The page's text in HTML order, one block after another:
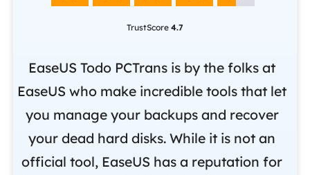
TrustScore 4.7
EaseUS Todo PCTrans is by the folks at
EaseUS who make incredible tools that let
you manage your backups and recover
your dead hard disks. While it is not an
official tool, EaseUS has a reputation for